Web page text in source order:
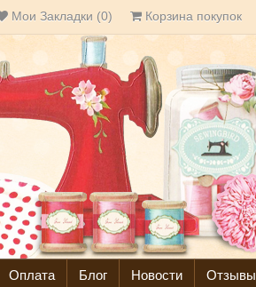
Мои Закладки (0) Корзина покупок
Оплата Блог Новости Отзывы